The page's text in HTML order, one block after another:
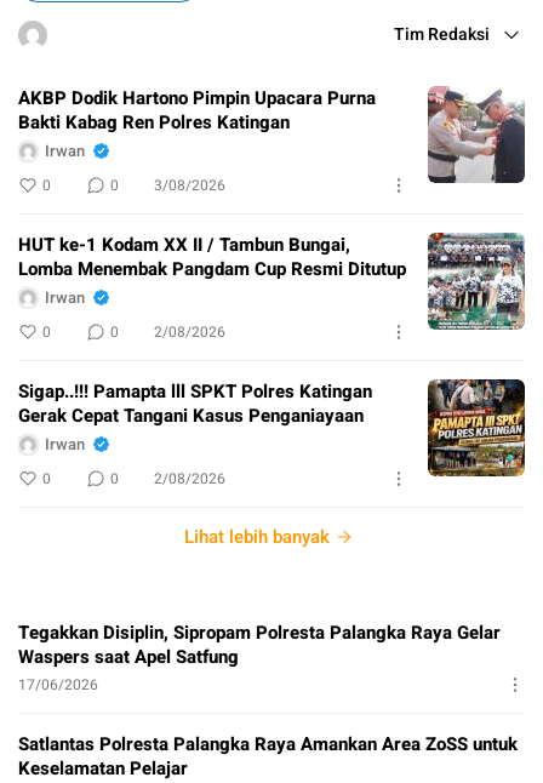
Tim Redaksi
AKBP Dodik Hartono Pimpin Upacara Purna
Bakti Kabag Ren Polres Katingan
Irwan
0 0 3/08/2026
HUT ke-1 Kodam XX II / Tambun Bungai,
Lomba Menembak Pangdam Cup Resmi Ditutup
Irwan
0 0 2/08/2026
Sigap..!!! Pamapta lll SPKT Polres Katingan
Gerak Cepat Tangani Kasus Penganiayaan
Irwan
0 0 2/08/2026
Lihat lebih banyak
Tegakkan Disiplin, Sipropam Polresta Palangka Raya Gelar
Waspers saat Apel Satfung
17/06/2026
Satlantas Polresta Palangka Raya Amankan Area ZoSS untuk
Keselamatan Pelajar